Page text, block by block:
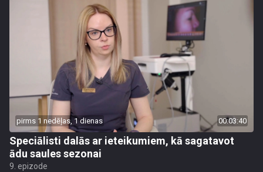
pirms 1 nedēļas, 1 dienas 00:03:40
Speciālisti dalās ar ieteikumiem, kā sagatavot
ādu saules sezonai
9. epizode